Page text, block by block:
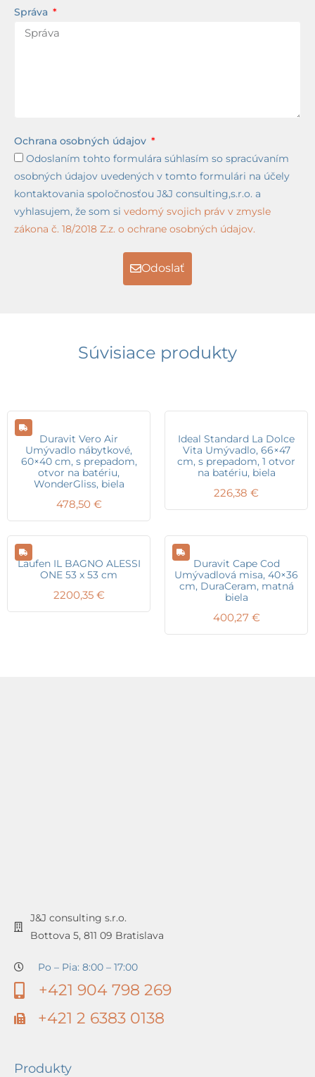
Správa
Ochrana osobných údajov
Odoslaním tohto formulára súhlasím so spracúvaním
osobných údajov uvedených v tomto formulári na účely
kontaktovania spoločnosťou J&J consulting,s.r.o. a
vyhlasujem, že som si vedomý svojich práv v zmysle
zákona č. 18/2018 Z.z. o ochrane osobných údajov.
Odoslať
Súvisiace produkty
Duravit Vero Air
Umývadlo nábytkové,
60×40 cm, s prepadom,
otvor na batériu,
WonderGliss, biela
478,50 €
Ideal Standard La Dolce
Vita Umývadlo, 66×47
cm, s prepadom, 1 otvor
na batériu, biela
226,38 €
Laufen IL BAGNO ALESSI
ONE 53 x 53 cm
2200,35 €
Duravit Cape Cod
Umývadlová misa, 40×36
cm, DuraCeram, matná
biela
400,27 €
J&J consulting s.r.o.
Bottova 5, 811 09 Bratislava
Po – Pia: 8:00 – 17:00
+421 904 798 269
+421 2 6383 0138
Produkty